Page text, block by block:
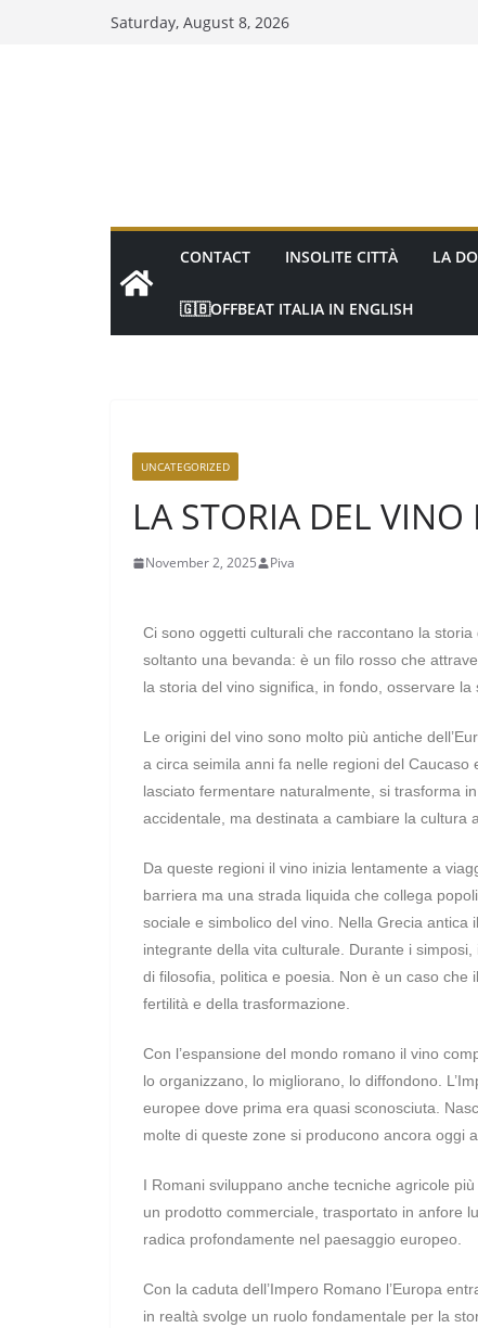
Saturday, August 8, 2026
CONTACT INSOLITE CITTÀ LA
🇬🇧OFFBEAT ITALIA IN ENGLISH
UNCATEGORIZED
LA STORIA DEL VINO
November 2, 2025 Piva
Ci sono oggetti culturali che raccontano la
soltanto una bevanda: è un filo rosso che
la storia del vino significa, in fondo, osservare la
Le origini del vino sono molto più antiche
a circa seimila anni fa nelle regioni del Caucaso
lasciato fermentare naturalmente, si trasforma
accidentale, ma destinata a cambiare la cultura
Da queste regioni il vino inizia lentamente a
barriera ma una strada liquida che collega
sociale e simbolico del vino. Nella Grecia
integrante della vita culturale. Durante i
di filosofia, politica e poesia. Non è un caso che
fertilità e della trasformazione.
Con l’espansione del mondo romano il vino
lo organizzano, lo migliorano, lo diffondono.
europee dove prima era quasi sconosciuta.
molte di queste zone si producono ancora oggi
I Romani sviluppano anche tecniche agricole
un prodotto commerciale, trasportato in anfore
radica profondamente nel paesaggio europeo.
Con la caduta dell’Impero Romano l’Europa
in realtà svolge un ruolo fondamentale per la